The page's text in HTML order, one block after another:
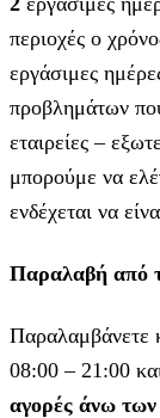
περιοχές ο
εργάσιμες
προβλημάτων
εταιρείες –
μπορούμε να
ενδέχεται να
Παραλαβή από
Παραλαμβάνετε
08:00 – 21:00
αγορές άνω των